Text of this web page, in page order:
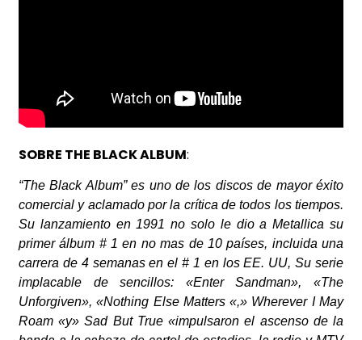
SOBRE THE BLACK ALBUM:
“The Black Album” es uno de los discos de mayor éxito
comercial y aclamado por la crítica de todos los tiempos.
Su lanzamiento en 1991 no solo le dio a Metallica su
primer álbum # 1 en no mas de 10 países, incluida una
carrera de 4 semanas en el # 1 en los EE. UU, Su serie
implacable de sencillos: «Enter Sandman», «The
Unforgiven», «Nothing Else Matters «,» Wherever I May
Roam «y» Sad But True «impulsaron el ascenso de la